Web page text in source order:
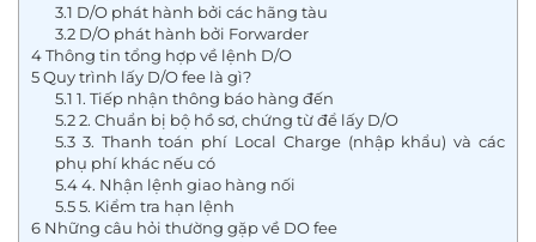
3.1 D/O phát hành bởi các hãng tàu
3.2D/O phát hành bởi Forwarder
4Thông tin tổng hợp về lệnh D/O
5Quy trình lấy D/O fee là gì?
5.1 1. Tiếp nhận thông báo hàng đến
5.22. Chuẩn bị bộ hồ sơ, chứng từ để lấy D/O
5.33. Thanh toán phí Local Charge (nhập khẩu) và các
phụ phí khác nếu có
5.44. Nhận lệnh giao hàng nối
5.55. Kiểm tra hạn lệnh
6 Những câu hỏi thường gặp về DO fee